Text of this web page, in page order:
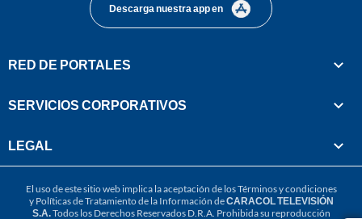
Descarga nuestra app en
RED DE PORTALES
SERVICIOS CORPORATIVOS
LEGAL
El uso de este sitio web implica la aceptación de losTérminos y condiciones
y Políticas de Tratamiento de la Información deCARACOL TELEVISIÓN
S.A.Todos los Derechos Reservados D.R.A. Prohibida su reproducción